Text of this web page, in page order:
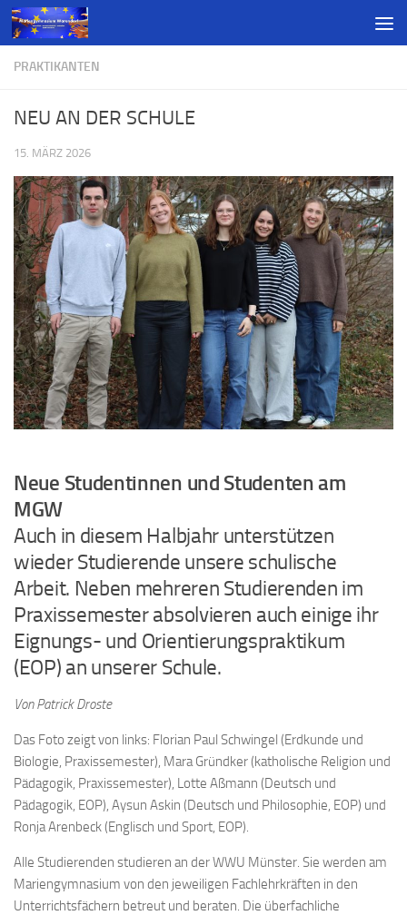
PRAKTIKANTEN
NEU AN DER SCHULE
15. MÄRZ 2026
Neue Studentinnen und Studenten am
MGW
Auch in diesem Halbjahr unterstützen
wieder Studierende unsere schulische
Arbeit. Neben mehreren Studierenden im
Praxissemester absolvieren auch einige ihr
Eignungs- und Orientierungspraktikum
(EOP) an unserer Schule.
Von Patrick Droste
Das Foto zeigt von links: Florian Paul Schwingel (Erdkunde und
Biologie, Praxissemester), Mara Gründker (katholische Religion und
Pädagogik, Praxissemester), Lotte Aßmann (Deutsch und
Pädagogik, EOP), Aysun Askin (Deutsch und Philosophie, EOP) und
Ronja Arenbeck (Englisch und Sport, EOP).
Alle Studierenden studieren an der WWU Münster. Sie werden am
Mariengymnasium von den jeweiligen Fachlehrkräften in den
Unterrichtsfächern betreut und beraten. Die überfachliche